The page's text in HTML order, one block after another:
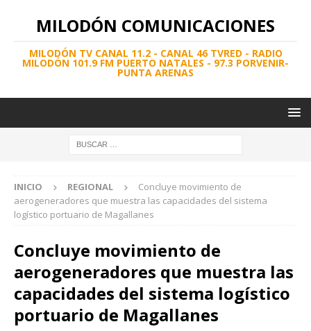
MILODÓN COMUNICACIONES
MILODÓN TV CANAL 11.2 - CANAL 46 TVRED - RADIO
MILODÓN 101.9 FM PUERTO NATALES - 97.3 PORVENIR-
PUNTA ARENAS
INICIO REGIONAL
Concluye movimiento de
aerogeneradores que muestra las capacidades del sistema
logístico portuario de Magallanes
Concluye movimiento de
aerogeneradores que muestra las
capacidades del sistema logístico
portuario de Magallanes